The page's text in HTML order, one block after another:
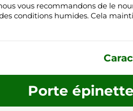
vous recommandons de le
conditions humides. Cela
Porte